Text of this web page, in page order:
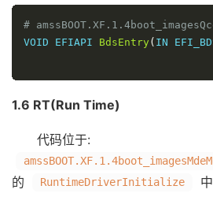
#
VOID EFIAPI BdsEntry( IN
1.6 RT(Run Time)
代码位于:
的 RuntimeDriverInitialize 中